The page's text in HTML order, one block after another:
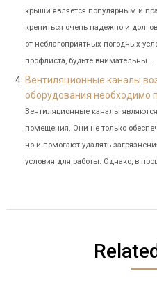
крыши является популярным и
крепиться очень надежно и
от неблагоприятных погодных
профлиста, будьте внимательны...
Вентиляционные каналы
оборудования необходимо
Вентиляционные каналы
помещения. Они не только
но и помогают удалять
условия для работы. Однако, в